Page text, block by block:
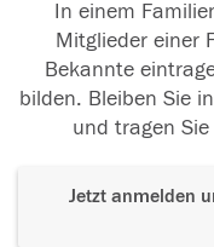
In einem
Mitglieder einer
Bekannte
bilden. Bleiben Sie
und tragen
Jetzt anmelden